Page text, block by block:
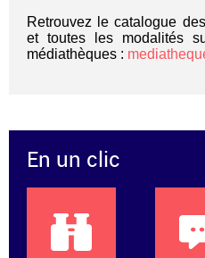
Retrouvez le catalogue
et toutes les modalités
médiathèques :
En un clic